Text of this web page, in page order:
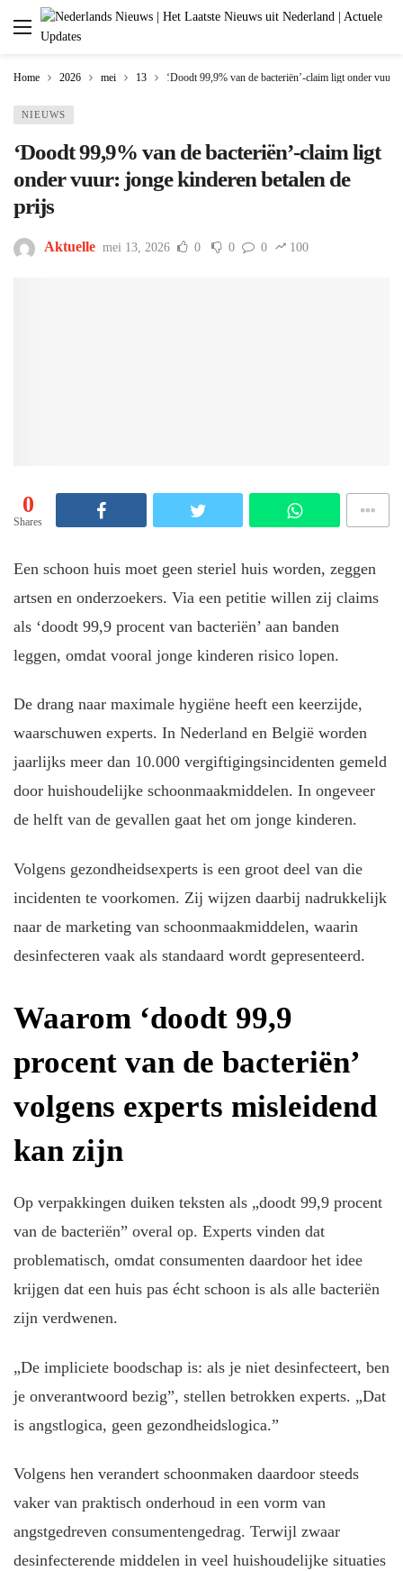
Home 2026 mei 13 ‘Doodt 99,9% van de bacteriën’-claim ligt onder vuur:
NIEUWS
‘Doodt 99,9% van de bacteriën’-claim ligt
onder vuur: jonge kinderen betalen de
prijs
Aktuelle mei 13, 2026 0 0 0 100
0
Shares
Een schoon huis moet geen steriel huis worden, zeggen
artsen en onderzoekers. Via een petitie willen zij claims
als ‘doodt 99,9 procent van bacteriën’ aan banden
leggen, omdat vooral jonge kinderen risico lopen.
De drang naar maximale hygiëne heeft een keerzijde,
waarschuwen experts. In Nederland en België worden
jaarlijks meer dan 10.000 vergiftigingsincidenten gemeld
door huishoudelijke schoonmaakmiddelen. In ongeveer
de helft van de gevallen gaat het om jonge kinderen.
Volgens gezondheidsexperts is een groot deel van die
incidenten te voorkomen. Zij wijzen daarbij nadrukkelijk
naar de marketing van schoonmaakmiddelen, waarin
desinfecteren vaak als standaard wordt gepresenteerd.
Waarom ‘doodt 99,9
procent van de bacteriën’
volgens experts misleidend
kan zijn
Op verpakkingen duiken teksten als „doodt 99,9 procent
van de bacteriën” overal op. Experts vinden dat
problematisch, omdat consumenten daardoor het idee
krijgen dat een huis pas écht schoon is als alle bacteriën
zijn verdwenen.
„De impliciete boodschap is: als je niet desinfecteert, ben
je onverantwoord bezig”, stellen betrokken experts. „Dat
is angstlogica, geen gezondheidslogica.”
Volgens hen verandert schoonmaken daardoor steeds
vaker van praktisch onderhoud in een vorm van
angstgedreven consumentengedrag. Terwijl zwaar
desinfecterende middelen in veel huishoudelijke situaties